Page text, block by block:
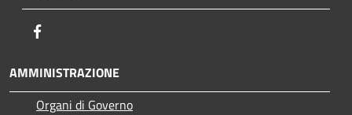
AMMINISTRAZIONE
Organi di Governo